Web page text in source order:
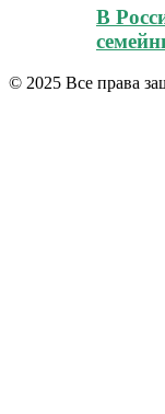
В
© 2025 Все права